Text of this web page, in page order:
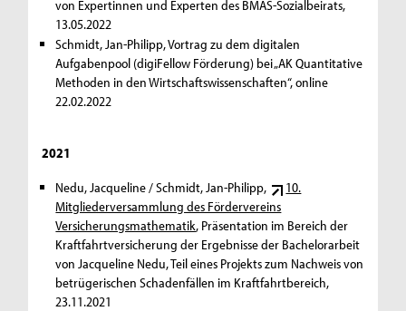
von Expertinnen und Experten des BMAS-Sozialbeirats,
13.05.2022
Schmidt, Jan-Philipp, Vortrag zu dem digitalen
Aufgabenpool (digiFellow Förderung) bei „AK Quantitative
Methoden in den Wirtschaftswissenschaften“, online
22.02.2022
2021
Nedu, Jacqueline / Schmidt, Jan-Philipp,
10.
Mitgliederversammlung des Fördervereins
Versicherungsmathematik, Präsentation im Bereich der
Kraftfahrtversicherung der Ergebnisse der Bachelorarbeit
von Jacqueline Nedu, Teil eines Projekts zum Nachweis von
betrügerischen Schadenfällen im Kraftfahrtbereich,
23.11.2021